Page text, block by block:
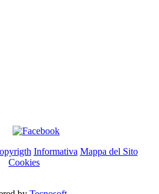
Informativa Mappa del Sito
Cookies